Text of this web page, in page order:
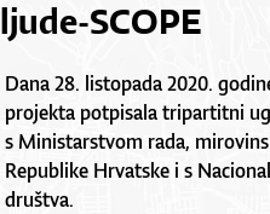
SCOPE
Dana 28. listopada 2020.
projekta potpisala tripartitni
s Ministarstvom rada,
Republike Hrvatske i s
društva.